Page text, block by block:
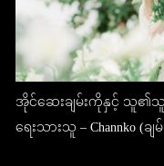
အိုင်ဆေးချမ်းကိုနှင့် သူ၏
ရေးသားသူ – Channko (ခ